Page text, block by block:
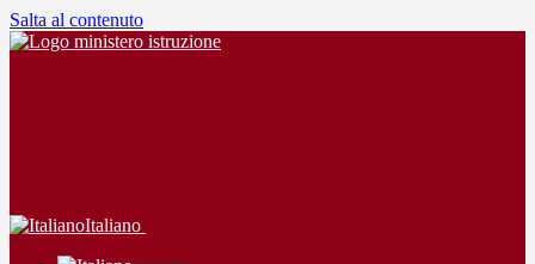
Salta al contenuto
Italiano